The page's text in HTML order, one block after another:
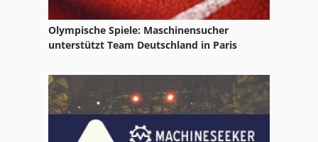
Claas Disco 3200
Claas Disco 8400
Claas Häcksler 960
Claas Lexion 570 C
Olympische Spiele: Maschinensucher
unterstützt Team Deutschland in Paris